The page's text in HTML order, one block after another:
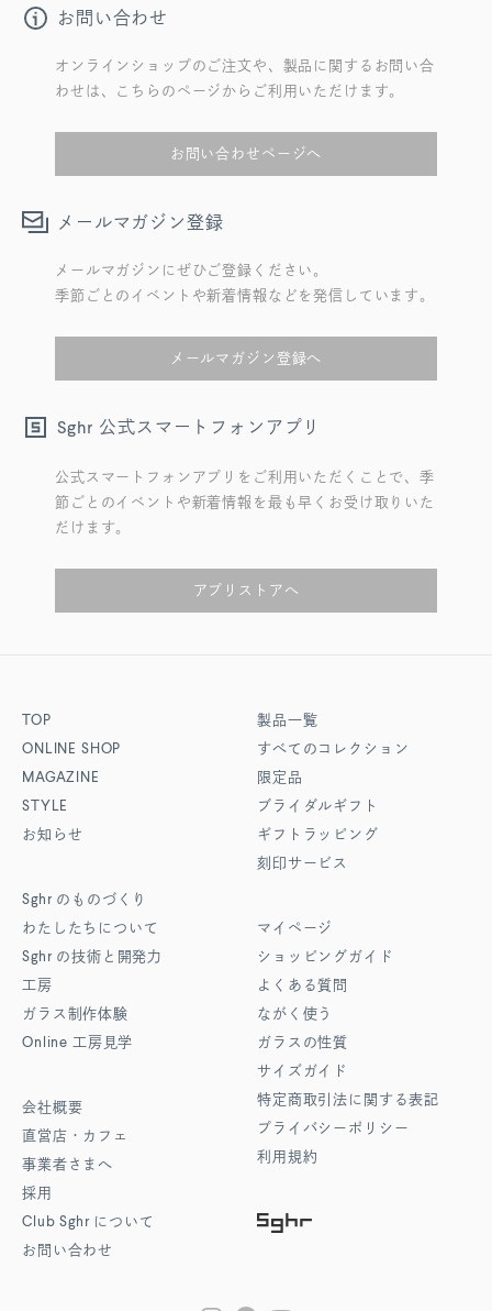
お問い合わせ
オンラインショップのご注文や、製品に関するお問い合
わせは、こちらのページからご利用いただけます。
お問い合わせページへ
メールマガジン登録
メールマガジンにぜひご登録ください。
季節ごとのイベントや新着情報などを発信しています。
メールマガジン登録へ
Sghr 公式スマートフォンアプリ
公式スマートフォンアプリをご利用いただくことで、季
節ごとのイベントや新着情報を最も早くお受け取りいた
だけます。
アプリストアへ
TOP
ONLINE SHOP
MAGAZINE
STYLE
お知らせ
Sghr のものづくり
わたしたちについて
Sghr の技術と開発力
工房
ガラス制作体験
Online 工房見学
会社概要
直営店・カフェ
事業者さまへ
採用
Club Sghr について
お問い合わせ
製品一覧
すべてのコレクション
限定品
ブライダルギフト
ギフトラッピング
刻印サービス
マイページ
ショッピングガイド
よくある質問
ながく使う
ガラスの性質
サイズガイド
特定商取引法に関する表記
プライバシーポリシー
利用規約